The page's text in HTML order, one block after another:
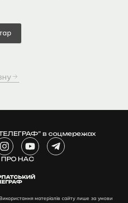
в соцмережах
I
n
s
a
Y
o
u
t
u
T
e
ПРО НАС
матеріалів сайту лише за умови